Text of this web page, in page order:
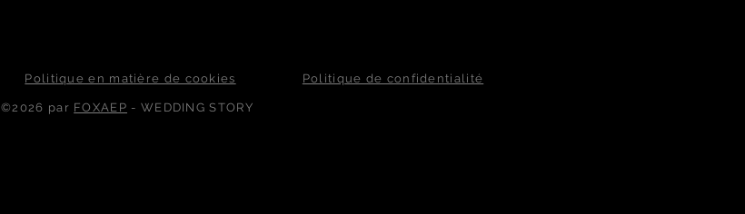
Politique en matière de cookies Politique de confidentialité
©2026 par FOXAEP - WEDDING STORY